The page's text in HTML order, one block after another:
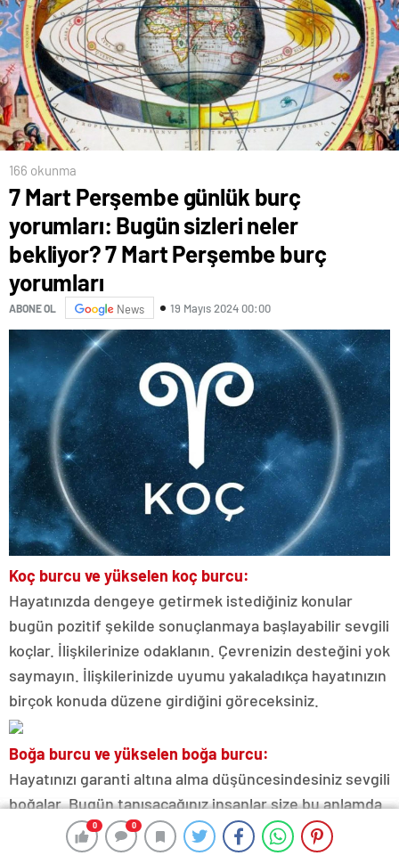
0 0
0 0
166 okunma
7 Mart Perşembe günlük burç
yorumları: Bugün sizleri neler
bekliyor? 7 Mart Perşembe burç
yorumları
ABONE OL News 19 Mayıs 2024 00:00
0 0
Koç burcu ve yükselen koç burcu:
Hayatınızda dengeye getirmek istediğiniz konular
bugün pozitif şekilde sonuçlanmaya başlayabilir sevgili
koçlar. İlişkilerinize odaklanın. Çevrenizin desteğini yok
saymayın. İlişkilerinizde uyumu yakaladıkça hayatınızın
birçok konuda düzene girdiğini göreceksiniz.
Boğa burcu ve yükselen boğa burcu:
Hayatınızı garanti altına alma düşüncesindesiniz sevgili
boğalar. Bugün tanışacağınız insanlar size bu anlamda
destek olabilir. Sağlık konusunda sıkıntılarınız varsa
bugün araştırma yapabilir, yeni kararlar alabilirsiniz.